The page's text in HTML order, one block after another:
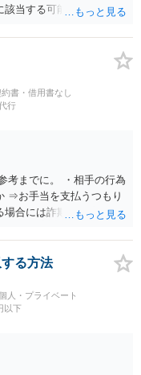
該当する可能性があるで
なく、指定口座への振込
能性もあるでしょう。 い
書・借用書なし
行
考までに。 ・相手の行為
⇒お手当を支払うつもり
場合には詐欺罪に該当す
て３０万円を請求するこ
春防止法に抵触する契約
が高いです。 ・相手の
か ⇒訴訟等の裁判上の
住所・氏名を把握して
る方法
人・プライベート
以下